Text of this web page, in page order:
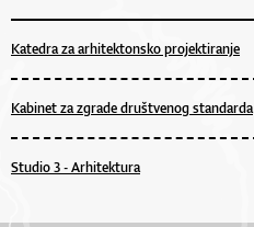
Katedra za arhitektonsko projektiranje
Kabinet za zgrade društvenog standarda
Studio 3 - Arhitektura